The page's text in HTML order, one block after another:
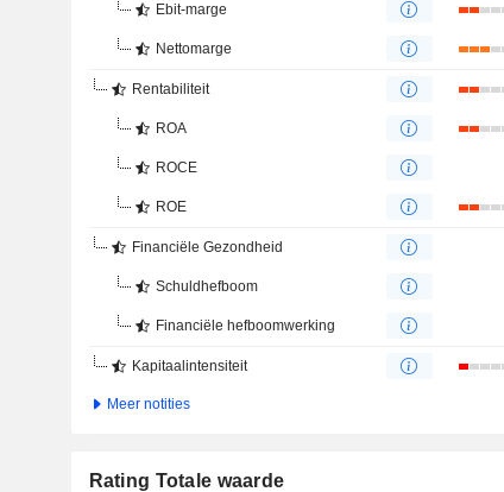
Ebit-marge
Nettomarge
Rentabiliteit
ROA
ROCE
ROE
Financiële Gezondheid
Schuldhefboom
Financiële hefboomwerking
Kapitaalintensiteit
Meer notities
Rating Totale waarde